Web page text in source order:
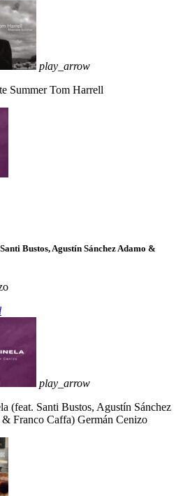
play_arrow
Summer Tom Harrell
Bustos, Agustín Sánchez Adamo &
play_arrow
(feat. Santi Bustos, Agustín Sánchez
Franco Caffa) Germán Cenizo